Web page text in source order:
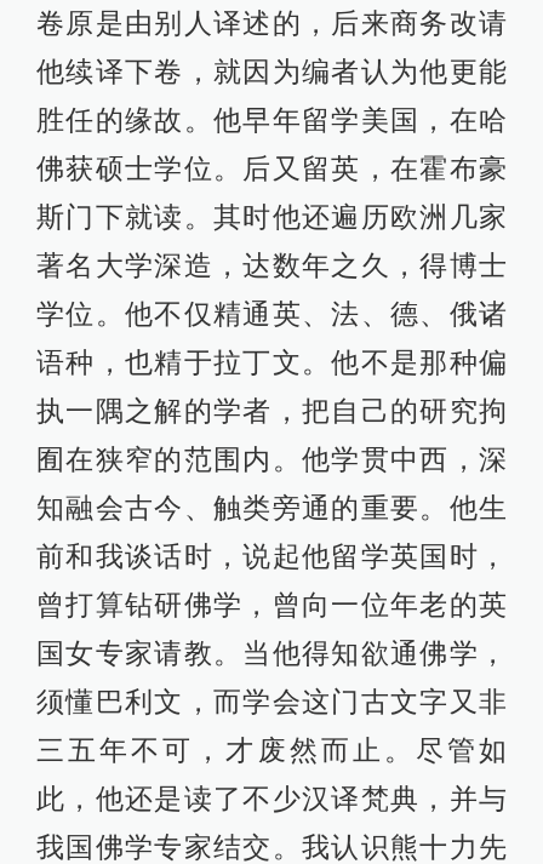
卷原是由别人译述的，后来商务改请
他续译下卷，就因为编者认为他更能
胜任的缘故。他早年留学美国，在哈
佛获硕士学位。后又留英，在霍布豪
斯门下就读。其时他还遍历欧洲几家
著名大学深造，达数年之久，得博士
学位。他不仅精通英、法、德、俄诸
语种，也精于拉丁文。他不是那种偏
执一隅之解的学者，把自己的研究拘
囿在狭窄的范围内。他学贯中西，深
知融会古今、触类旁通的重要。他生
前和我谈话时，说起他留学英国时，
曾打算钻研佛学，曾向一位年老的英
国女专家请教。当他得知欲通佛学，
须懂巴利文，而学会这门古文字又非
三五年不可，才废然而止。尽管如
此，他还是读了不少汉译梵典，并与
我国佛学专家结交。我认识熊十力先